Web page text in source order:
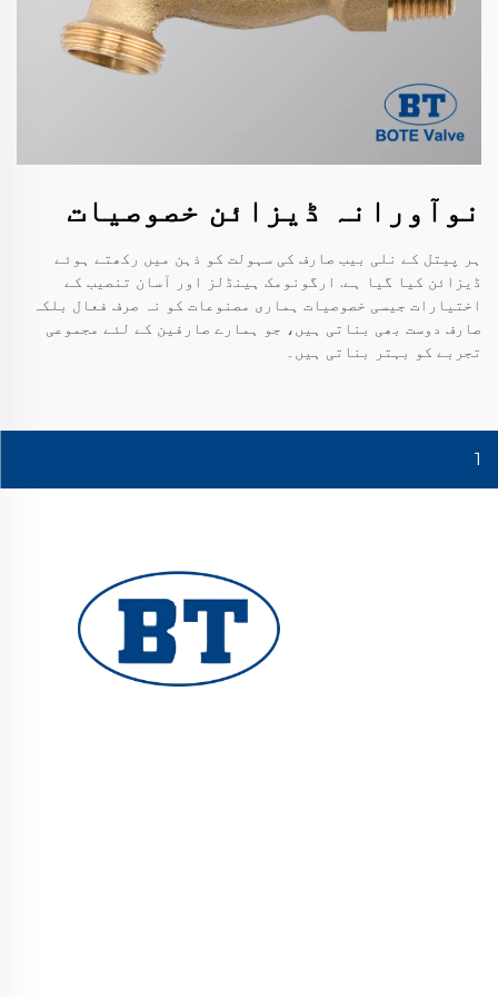
نوآورانہ ڈیزائن خصوصیات
ہر پیتل کے نلی بیب صارف کی سہولت کو ذہن میں رکھتے ہوئے
ڈیزائن کیا گیا ہے. ارگونومک ہینڈلز اور آسان تنصیب کے
اختیارات جیسی خصوصیات ہماری مصنوعات کو نہ صرف فعال بلکہ
صارف دوست بھی بناتی ہیں، جو ہمارے صارفین کے لئے مجموعی
تجربے کو بہتر بناتی ہیں۔
1